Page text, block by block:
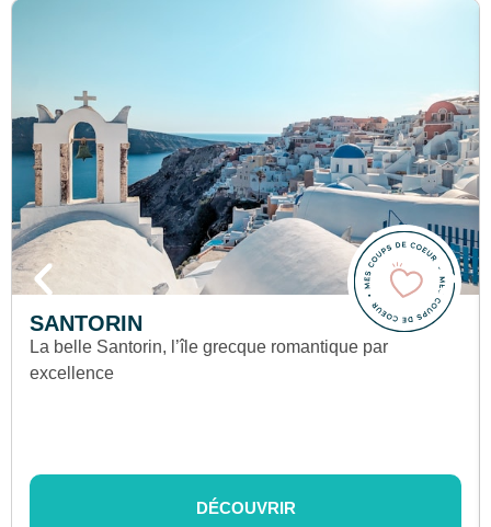
SANTORIN
La belle Santorin, l’île grecque romantique par
excellence
DÉCOUVRIR